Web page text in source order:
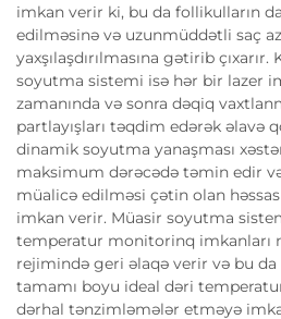
imkan verir ki, bu da follikulların
edilməsinə və uzunmüddətli saç
yaxşılaşdırılmasına gətirib
soyutma sistemi isə hər bir lazer
zamanında və sonra dəqiq
partlayışları təqdim edərək əlavə
dinamik soyutma yanaşması
maksimum dərəcədə təmin edir
müalicə edilməsi çətin olan
imkan verir. Müasir soyutma
temperatur monitorinq imkanları
rejimində geri əlaqə verir və bu da
tamamı boyu ideal dəri
dərhal tənzimləmələr etməyə